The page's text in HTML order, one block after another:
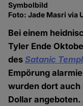
Symbolbild
Foto: Jade Masri via
Bei einem
Tyler Ende
desSatanic
Empörung
wurden dort auch
Dollar